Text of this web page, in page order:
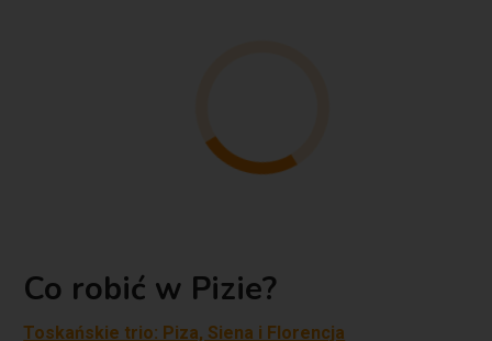
Co robić w Pizie?
Toskańskie trio: Piza, Siena i Florencja